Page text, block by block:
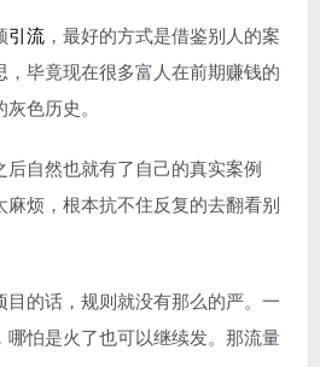
引流 ，最好的方式是借鉴别人的案
毕竟现在很多富人在前期赚钱的
色历史。
自然也就有了自己的真实案例
烦，根本抗不住反复的去翻看别
的话，规则就没有那么的严。一
怕是火了也可以继续发。那流量